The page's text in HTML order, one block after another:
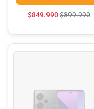
$849.990$899.990